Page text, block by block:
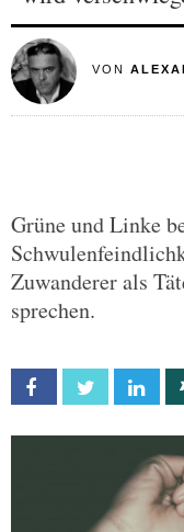
VON
Grüne und Linke
Zuwanderer als
sprechen.
Facebook Twitter